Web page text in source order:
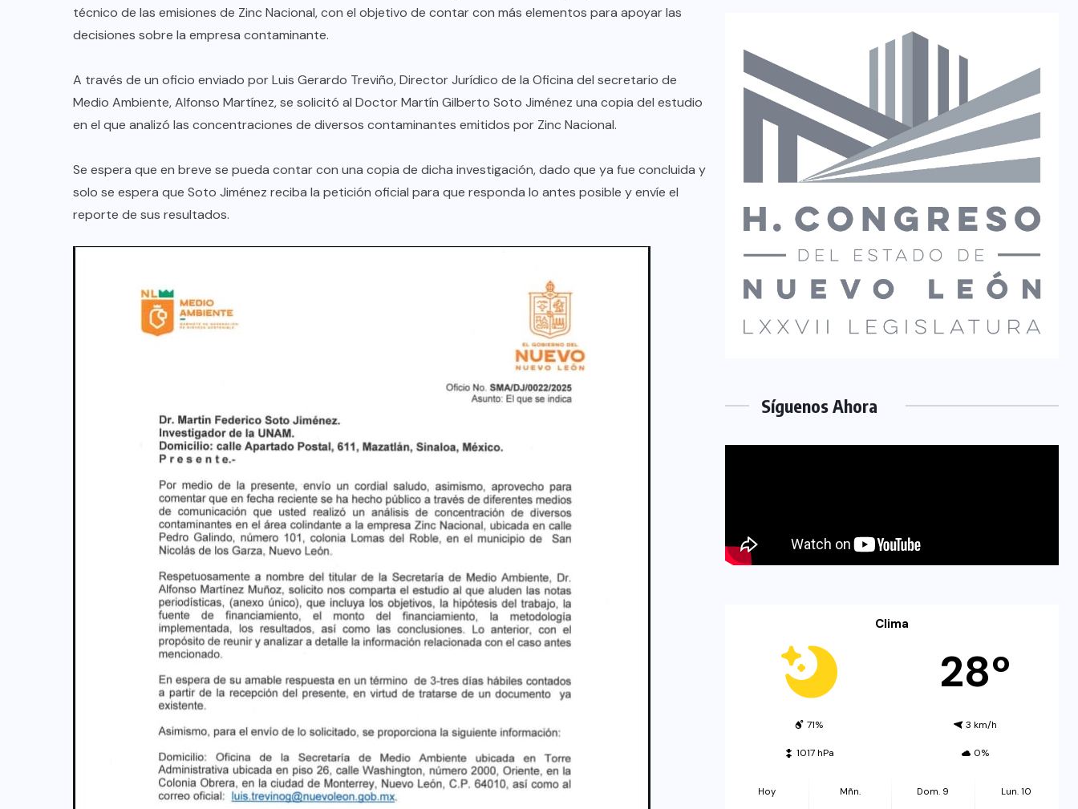
técnico de las emisiones de Zinc Nacional, con el objetivo de contar con más elementos para apoyar las
decisiones sobre la empresa contaminante.
A través de un oficio enviado por Luis Gerardo Treviño, Director Jurídico de la Oficina del secretario de
Medio Ambiente, Alfonso Martínez, se solicitó al Doctor Martín Gilberto Soto Jiménez una copia del estudio
en el que analizó las concentraciones de diversos contaminantes emitidos por Zinc Nacional.
Se espera que en breve se pueda contar con una copia de dicha investigación, dado que ya fue concluida y
solo se espera que Soto Jiménez reciba la petición oficial para que responda lo antes posible y envíe el
reporte de sus resultados.
Síguenos Ahora
Clima
28º
71% 3 km/h
1017 hPa 0%
Hoy Mñn. Dom. 9 Lun. 10